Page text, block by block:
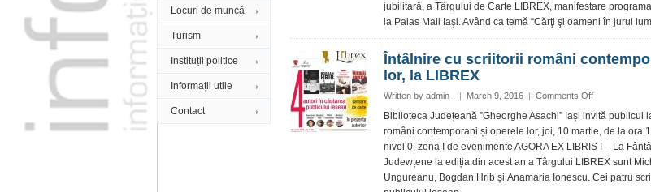
Locuri de muncă
Turism
Instituții politice
Informații utile
Contact
şi-
au
la
de-
XXV-
a
ediţie
a
Târgului
jubilitară, a Târgului de Carte LIBREX, manifestare
la Palas Mall Iaşi. Având ca temă “Cărţi şi oameni în jurul
Întâlnire cu scriitorii români
lor, la LIBREX
Written by admin_ | March 9, 2016 | Comments Offon
cu
scriitorii
români
contemporani
și
Biblioteca Județeană ”Gheorghe Asachi” Iași invită publicul
români contemporani și operele lor, joi, 10 martie, de la ora
nivel 0, zona I de evenimente AGORA EX LIBRIS I – La
Judewțene la ediția din acest an a Târgului LIBREX sunt
Ungureanu, Bogdan Hrib și Anamaria Ionescu. Cei patru